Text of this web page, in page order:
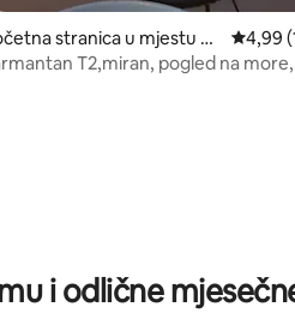
4,94 od 5, recenzija: 47
stranica u mjestu C
4,99
T2,miran, pogled na more,
i odlične